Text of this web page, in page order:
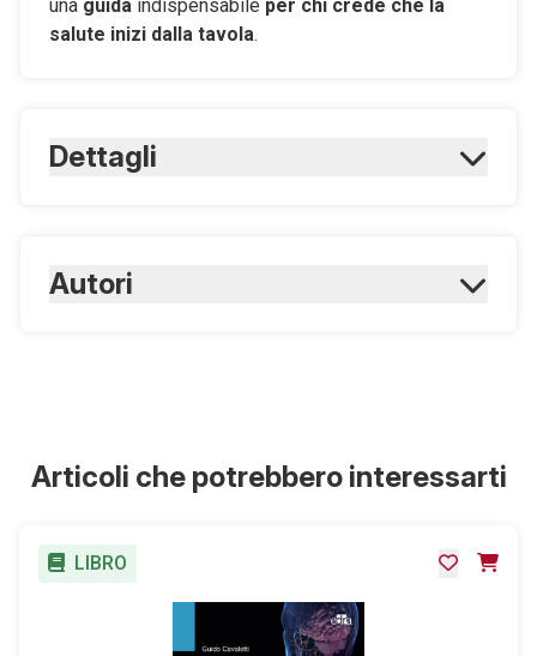
una guida indispensabile per chi crede che la
salute inizi dalla tavola.
Dettagli
Pagine Cartaceo:
Autori
Articoli che potrebbero interessarti
LIBRO